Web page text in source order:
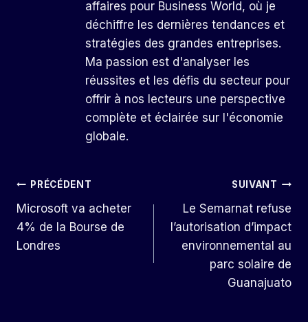
affaires pour Business World, où je
déchiffre les dernières tendances et
stratégies des grandes entreprises.
Ma passion est d'analyser les
réussites et les défis du secteur pour
offrir à nos lecteurs une perspective
complète et éclairée sur l'économie
globale.
Navigation
De
L’article
PRÉCÉDENT
Microsoft va acheter
4% de la Bourse de
Londres
SUIVANT
Le Semarnat refuse
l’autorisation d’impact
environnemental au
parc solaire de
Guanajuato